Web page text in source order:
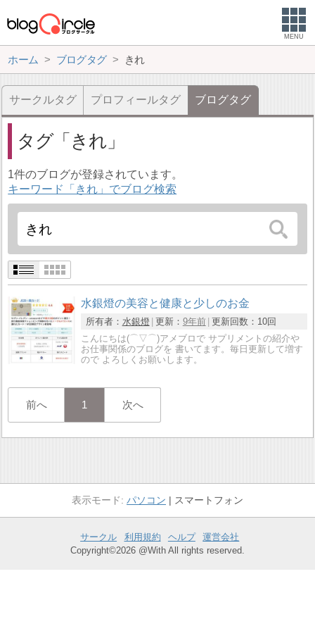
MENU
ホーム ブログタグ きれ
サークルタグ プロフィールタグ ブログタグ
タグ きれ
1件のブログが登録されています。
キーワード「きれ」でブログ検索
水銀燈の美容と健康と少しのお金
所有者： 水銀燈 更新： 9年前 更新回数： 10回
こんにちは(⌒▽⌒)アメブロで サプリメントの紹介や
お仕事関係のブログを 書いてます。毎日更新して増す
ので よろしくお願いします。
前へ 1 次へ
パソコン スマートフォン
サークル 利用規約 ヘルプ
運営会社
Copyright©2026 @With All rights reserved.